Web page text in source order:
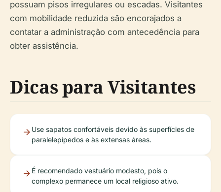
possuam pisos irregulares ou escadas. Visitantes
com mobilidade reduzida são encorajados a
contatar a administração com antecedência para
obter assistência.
Dicas para Visitantes
Use sapatos confortáveis devido às superfícies de
paralelepípedos e às extensas áreas.
É recomendado vestuário modesto, pois o
complexo permanece um local religioso ativo.